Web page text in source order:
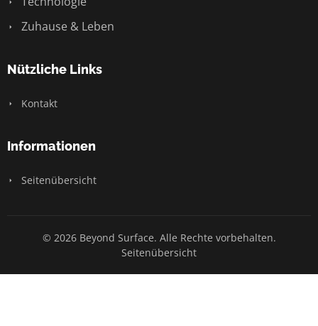
Zuhause & Leben
Nützliche Links
Kontakt
Informationen
Seitenübersicht
© 2026 Beyond Surface. Alle Rechte vorbehalten.
Seitenübersicht